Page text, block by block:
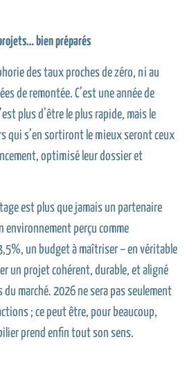
… bien préparés
des taux proches de zéro, ni au
de remontée. C’est une année de
plus d’être le plus rapide, mais le
qui s’en sortiront le mieux seront ceux
optimisé leur dossier et
est plus que jamais un partenaire
perçu comme
un budget à maîtriser – en véritable
un projet cohérent, durable, et aligné
marché. 2026 ne sera pas seulement
; ce peut être, pour beaucoup,
prend enfin tout son sens.